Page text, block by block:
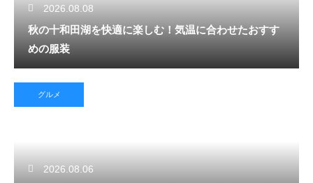
2026.08.08
秋の十和田湖を快適に楽しむ！気温に合わせたおすす
めの服装
グルメ
2026.08.06